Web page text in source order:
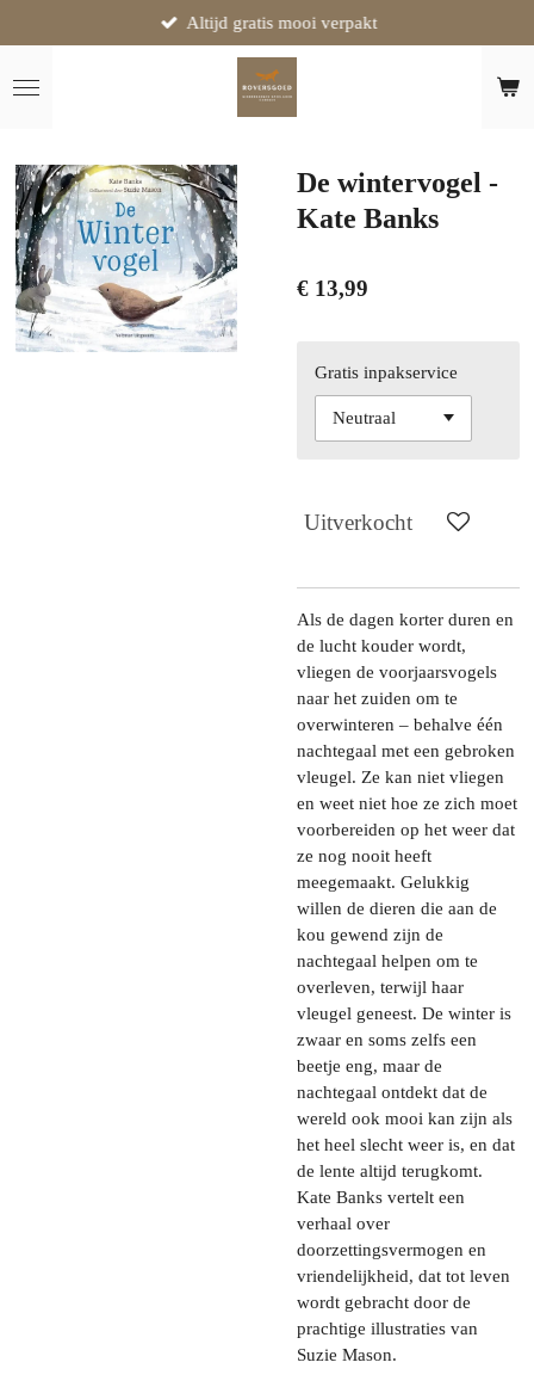
direct
naar
de
Altijd gratis mooi verpakt
De wintervogel -
Kate Banks
€ 13,99
Gratis inpakservice
Uitverkocht
Als de dagen korter duren en
de lucht kouder wordt,
vliegen de voorjaarsvogels
naar het zuiden om te
overwinteren – behalve één
nachtegaal met een gebroken
vleugel. Ze kan niet vliegen
en weet niet hoe ze zich moet
voorbereiden op het weer dat
ze nog nooit heeft
meegemaakt. Gelukkig
willen de dieren die aan de
kou gewend zijn de
nachtegaal helpen om te
overleven, terwijl haar
vleugel geneest. De winter is
zwaar en soms zelfs een
beetje eng, maar de
nachtegaal ontdekt dat de
wereld ook mooi kan zijn als
het heel slecht weer is, en dat
de lente altijd terugkomt.
Kate Banks vertelt een
verhaal over
doorzettingsvermogen en
vriendelijkheid, dat tot leven
wordt gebracht door de
prachtige illustraties van
Suzie Mason.